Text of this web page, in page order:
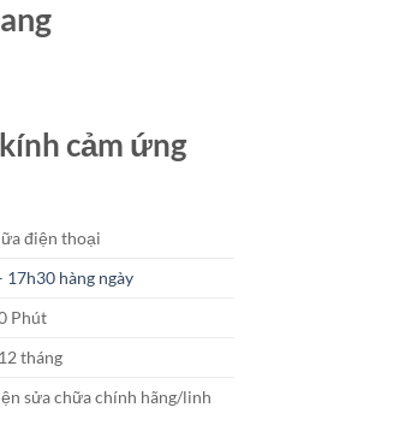
cảm ứng
điện thoại
17h30 hàng ngày
Phút
tháng
sửa chữa chính hãng/linh